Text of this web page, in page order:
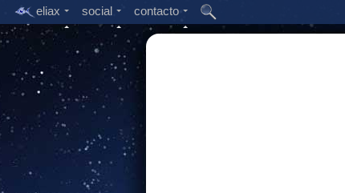
eliax social contacto